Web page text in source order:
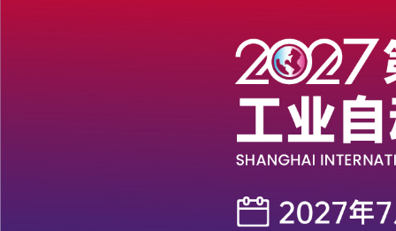
展会现场
广告投放
往届展商
展位价格
签证服务